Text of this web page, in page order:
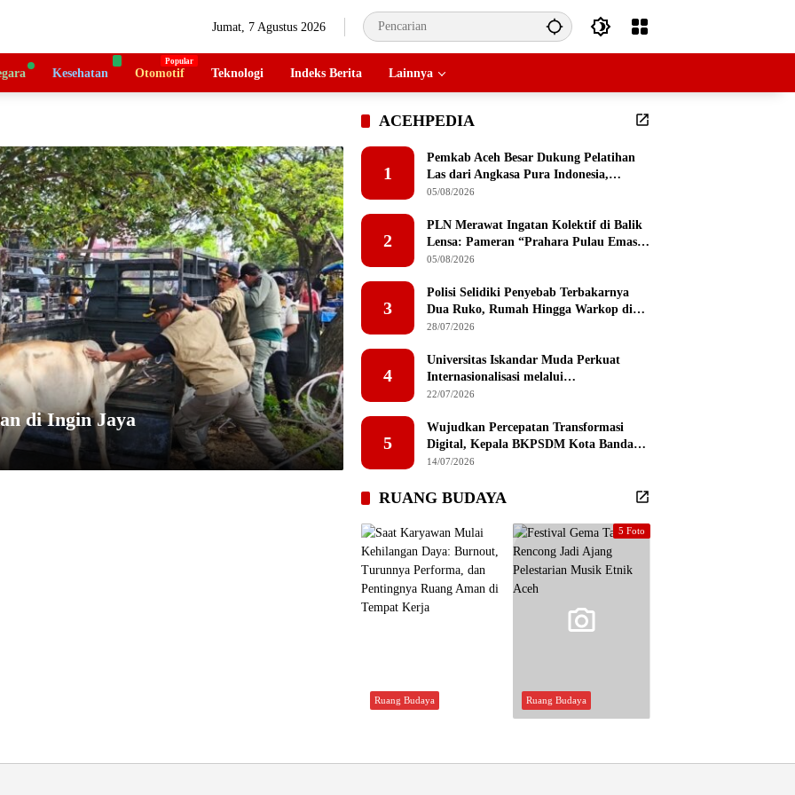
Jumat, 7 Agustus 2026
Kesehatan Otomotif Teknologi Indeks Berita Lainnya
di Ingin Jaya
ACEHPEDIA
1
Pemkab Aceh Besar Dukung Pelatihan
Las dari Angkasa Pura Indonesia,
Peserta Dapat Mesin Las Gratis Usai
05/08/2026
2
PLN Merawat Ingatan Kolektif di Balik
Lensa: Pameran “Prahara Pulau Emas”
Singgah di Serambi Mekkah
05/08/2026
3
Polisi Selidiki Penyebab Terbakarnya
Dua Ruko, Rumah Hingga Warkop di
Lamteumen Timur Banda Aceh
28/07/2026
4
Universitas Iskandar Muda Perkuat
Internasionalisasi melalui
Penandatanganan MoU dengan
Selatan
22/07/2026
5
Wujudkan Percepatan Transformasi
Digital, Kepala BKPSDM Kota Banda
Aceh Ajak ASN Manfaatkan Lemari
14/07/2026
RUANG BUDAYA
Ruang Budaya
5 Foto
Ruang Budaya